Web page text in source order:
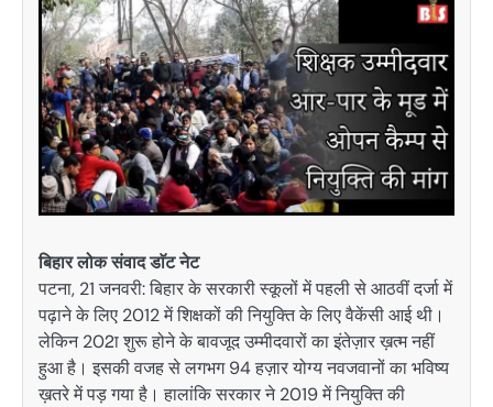
बिहार लोक संवाद डाॅट नेट
पटना, 21 जनवरी: बिहार के सरकारी स्कूलों में पहली से आठवीं दर्जा में
पढ़ाने के लिए 2012 में शिक्षकों की नियुक्ति के लिए वैकेंसी आई थी।
लेकिन 202ा शुरू होने के बावजूद उम्मीदवारों का इंतेज़ार ख़त्म नहीं
हुआ है। इसकी वजह से लगभग 94 हज़ार योग्य नवजवानों का भविष्य
ख़तरे में पड़ गया है। हालांकि सरकार ने 2019 में नियुक्ति की